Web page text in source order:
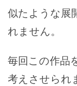
似たような展
れません。
毎回この作品
考えさせられ